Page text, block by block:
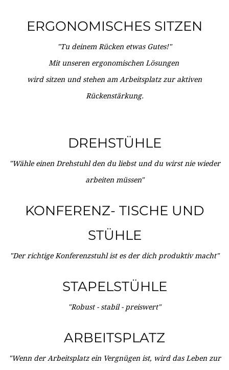
ERGONOMISCHES SITZEN
"Tu deinem Rücken etwas Gutes!"
Mit unseren ergonomischen Lösungen
wird sitzen und stehen am Arbeitsplatz zur aktiven
Rückenstärkung.
DREHSTÜHLE
"Wähle einen Drehstuhl den du liebst und du wirst nie wieder
arbeiten müssen"
KONFERENZ- TISCHE UND
STÜHLE
"Der richtige Konferenzstuhl ist es der dich produktiv macht"
STAPELSTÜHLE
"Robust - stabil - preiswert"
ARBEITSPLATZ
"Wenn der Arbeitsplatz ein Vergnügen ist, wird das Leben zur